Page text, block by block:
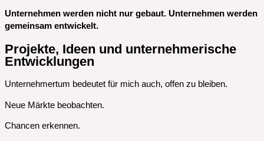
Unternehmen werden nicht nur gebaut. Unternehmen werden
gemeinsam entwickelt.
Projekte, Ideen und unternehmerische
Entwicklungen
Unternehmertum bedeutet für mich auch, offen zu bleiben.
Neue Märkte beobachten.
Chancen erkennen.